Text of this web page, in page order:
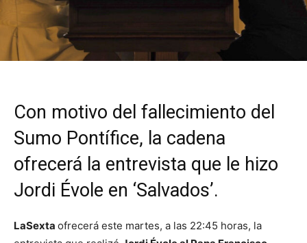
Con motivo del fallecimiento del
Sumo Pontífice, la cadena
ofrecerá la entrevista que le hizo
Jordi Évole en ‘Salvados’.
LaSexta ofrecerá este martes, a las 22:45 horas, la